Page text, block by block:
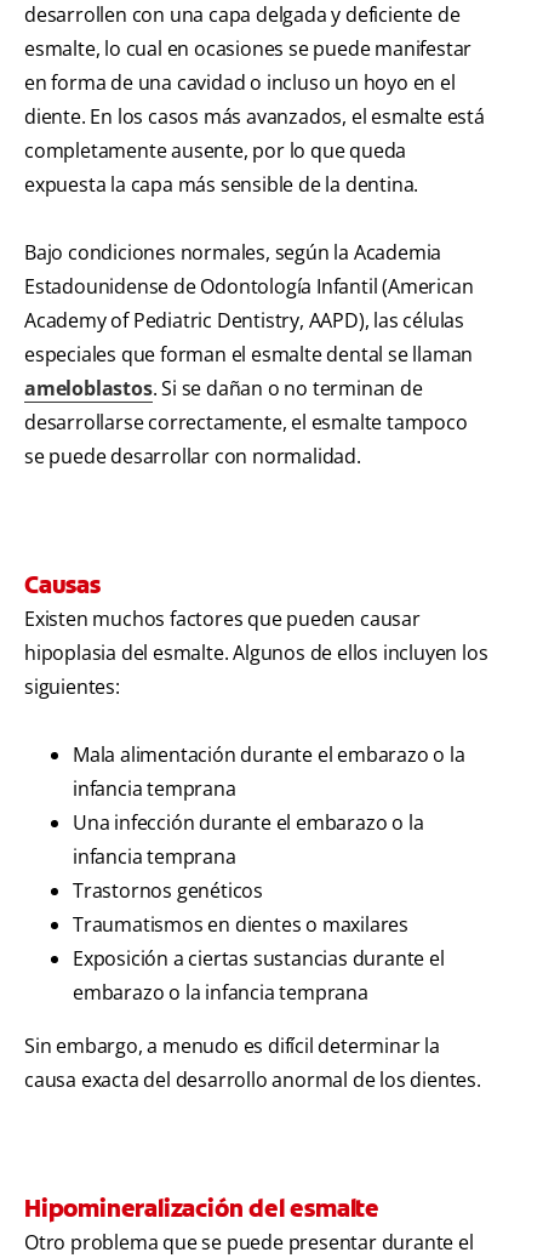
desarrollen con una capa delgada y deficiente de
esmalte, lo cual en ocasiones se puede manifestar
en forma de una cavidad o incluso un hoyo en el
diente. En los casos más avanzados, el esmalte está
completamente ausente, por lo que queda
expuesta la capa más sensible de la dentina.
Bajo condiciones normales, según la Academia
Estadounidense de Odontología Infantil (American
Academy of Pediatric Dentistry, AAPD), las células
especiales que forman el esmalte dental se llaman
ameloblastos. Si se dañan o no terminan de
desarrollarse correctamente, el esmalte tampoco
se puede desarrollar con normalidad.
Causas
Existen muchos factores que pueden causar
hipoplasia del esmalte. Algunos de ellos incluyen los
siguientes:
Mala alimentación durante el embarazo o la
infancia temprana
Una infección durante el embarazo o la
infancia temprana
Trastornos genéticos
Traumatismos en dientes o maxilares
Exposición a ciertas sustancias durante el
embarazo o la infancia temprana
Sin embargo, a menudo es difícil determinar la
causa exacta del desarrollo anormal de los dientes.
Hipomineralización del esmalte
Otro problema que se puede presentar durante el